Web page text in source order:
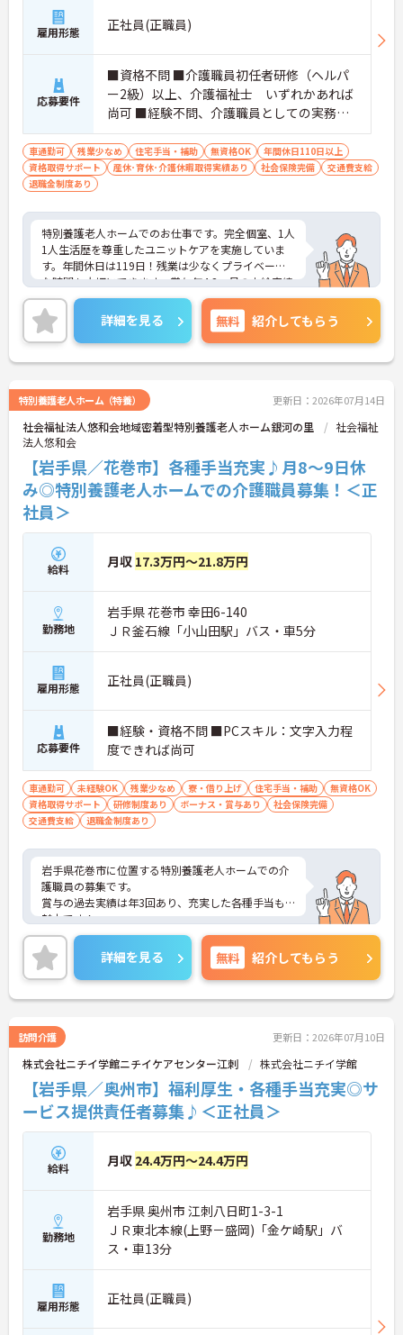
雇用形態 正社員(正職員)
応募要件
■資格不問 ■介護職員初任者研修（ヘルパ
ー2級）以上、介護福祉士 いずれかあれば
尚可 ■経験不問、介護職員としての実務経
験があれば尚可
車通勤可 残業少なめ 住宅手当・補助 無資格OK
年間休日110日以上
資格取得サポート
産休･育休･介護休暇取得実績あり 社会保険完備
交通費支給
退職金制度あり
特別養護老人ホームでのお仕事です。完全個室、1人
1人生活歴を尊重したユニットケアを実施していま
す。年間休日は119日！残業は少なくプライベート
な時間も大切にできます。賞与年4.2ヵ月の支給実績
あり！各種手当充実！安定した環境で長期就業が可
能です。
ご興味ある方には、面接のポイントなど、さらに詳
細をお話致しますのでお気軽にご相談ください。
詳細を見る 無料 紹介してもらう
特別養護老人ホーム（特養） 更新日：2026年07月14日
社会福祉法人悠和会地域密着型特別養護老人ホーム銀河の里
社会福祉
法人悠和会
【岩手県／花巻市】各種手当充実♪月8～9日休
み◎特別養護老人ホームでの介護職員募集！＜正
社員＞
給料 月収 17.3万円～21.8万円
勤務地
岩手県 花巻市 幸田6-140
ＪＲ釜石線「小山田駅」バス・車5分
雇用形態 正社員(正職員)
応募要件
■経験・資格不問 ■PCスキル：文字入力程
度できれば尚可
車通勤可 未経験OK 残業少なめ 寮・借り上げ 住宅手当・補助
無資格OK
資格取得サポート
研修制度あり ボーナス・賞与あり
社会保険完備
交通費支給
退職金制度あり
岩手県花巻市に位置する特別養護老人ホームでの介
護職員の募集です。
賞与の過去実績は年3回あり、充実した各種手当も
魅力です！
ご興味のある方には、面接対策ポイントなど、さら
に詳細をお話しいたしますのでお気軽にご相談くだ
さい！
詳細を見る 無料 紹介してもらう
訪問介護 更新日：2026年07月10日
株式会社ニチイ学館ニチイケアセンター江刺 株式会社ニチイ学館
【岩手県／奥州市】福利厚生・各種手当充実◎サ
ービス提供責任者募集♪＜正社員＞
給料 月収 24.4万円～24.4万円
勤務地
岩手県 奥州市 江刺八日町1-3-1
ＪＲ東北本線(上野－盛岡)「金ケ崎駅」バ
ス・車13分
雇用形態 正社員(正職員)